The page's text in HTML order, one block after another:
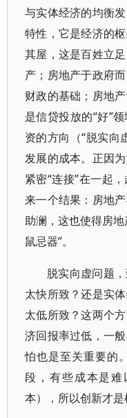
与实体经济的均衡
特性，它是经济的
其屋，这是百姓立
产；房地产于政府
财政的基础；房地
是信贷投放的“好”
资的方向（“脱实向
发展的成本。正因
紧密“连接”在一起
来一个结果：房地
助澜，这也使得房
鼠忌器”。
脱实向虚问题
太快所致？还是实
太低所致？这两个
济回报率过低，一
怕也是至关重要的
段，有些成本是
本），所以创新才是